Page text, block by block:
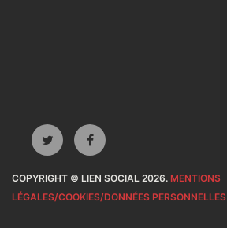
COPYRIGHT © LIEN SOCIAL 2026. MENTIONS
LÉGALES/COOKIES/DONNÉES PERSONNELLES